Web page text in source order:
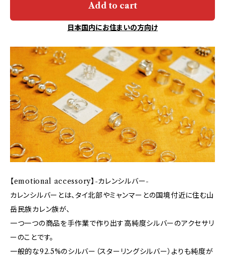
Add to cart
日本国内にお住まいの方向け
【emotional accessory】-カレンシルバー-
カレンシルバーとは、タイ北部やミャンマーとの国境付近に住む山
岳民族カレン族が、
一つ一つの商品を手作業で作り出す高純度シルバーのアクセサリ
ーのことです。
一般的な92.5%のシルバー（スターリングシルバー）よりも純度が